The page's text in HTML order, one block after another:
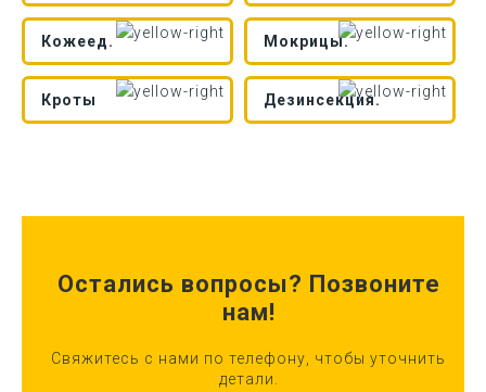
Кожеед. Мокрицы.
Кроты Дезинсекция.
Остались вопросы? Позвоните
нам!
Свяжитесь с нами по телефону, чтобы уточнить
детали.